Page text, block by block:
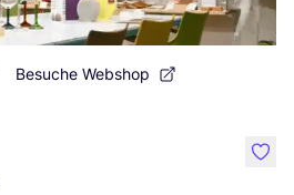
Besuche Webshop
like